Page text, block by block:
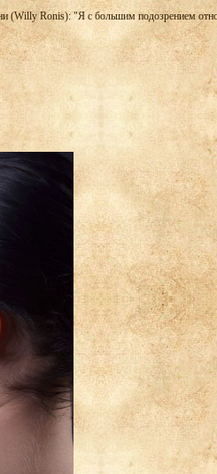
(Willy Ronis): "Я с большим подозрением